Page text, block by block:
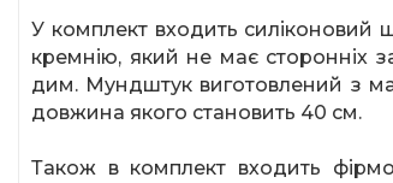
У комплект входить силіконовий
кремнію, який не має сторонніх
дим. Мундштук виготовлений з
довжина якого становить 40 см.
Також в комплект входить